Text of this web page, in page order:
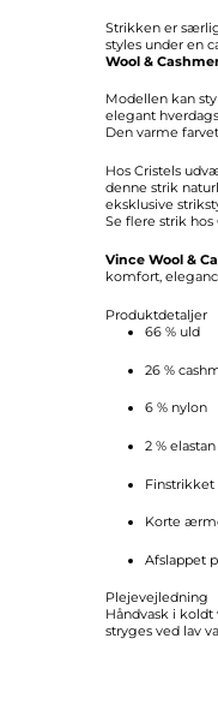
Strikken er
styles under en
Wool &
Modellen kan
elegant
Den varme
Hos Cristels
denne strik
eksklusive
Se flere strik hos
Vince Wool &
komfort,
Produktdetaljer
66 % uld
26 %
6 % nylon
2 % elastan
Korte
Afslappet
Plejevejledning
Håndvask i
stryges ved lav